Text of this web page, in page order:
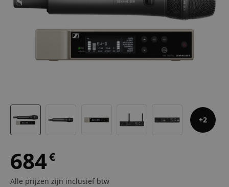
2
684€
Alle prijzen zijn inclusief btw